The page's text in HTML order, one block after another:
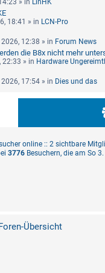
» in LinHK
18:41 » in LCN-Pro
12:38 » in Forum News
die B8x nicht mehr
22:33 » in Hardware
17:54 » in Dies und das
online :: 2 sichtbare
3776 Besuchern, die am So
Übersicht